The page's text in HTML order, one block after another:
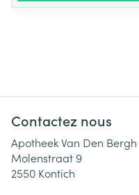
Contactez nous
Apotheek Van Den Bergh
Molenstraat 9
2550 Kontich